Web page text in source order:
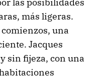
más ligeras.
comienzos, una
Jacques
sin fijeza, con una